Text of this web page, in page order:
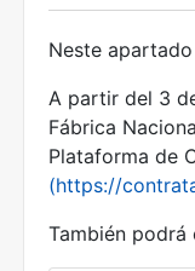
Mostrar/
Mostrar/
Mostrar/
Neste
A partir del 3
Fábrica
Plataforma de
(https://
También